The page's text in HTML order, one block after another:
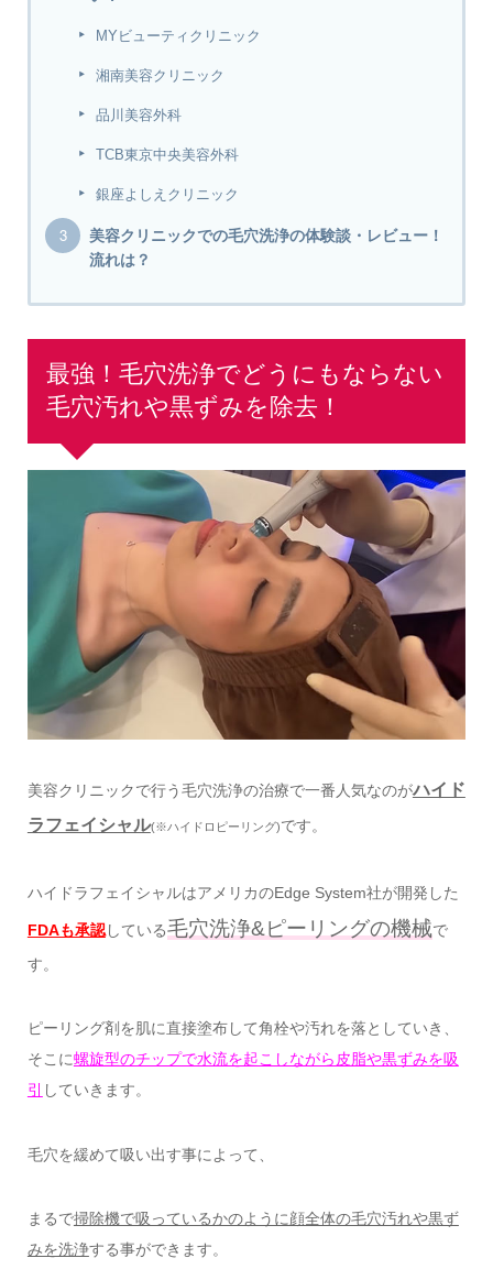
MYビューティクリニック
湘南美容クリニック
品川美容外科
TCB東京中央美容外科
銀座よしえクリニック
美容クリニックでの毛穴洗浄の体験談・レビュー！
流れは？
最強！毛穴洗浄でどうにもならない
毛穴汚れや黒ずみを除去！
美容クリニックで行う毛穴洗浄の治療で一番人気なのがハイド
ラフェイシャル(※ハイドロピーリング)です。
ハイドラフェイシャルはアメリカのEdge System社が開発した
FDAも承認している毛穴洗浄&ピーリングの機械で
す。
ピーリング剤を肌に直接塗布して角栓や汚れを落としていき、
そこに螺旋型のチップで水流を起こしながら皮脂や黒ずみを吸
引
していきます。
毛穴を緩めて吸い出す事によって、
まるで掃除機で吸っているかのように顔全体の毛穴汚れや黒ず
みを洗浄する事ができます。